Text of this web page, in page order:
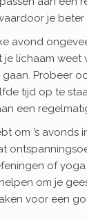
je beter
avond
je lichaam weet
Probeer
tijd op te
een
om ’s avonds
of
om je
voor een